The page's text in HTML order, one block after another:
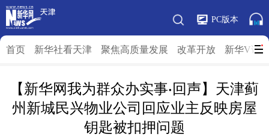
PC版本
首页 新华社看天津 聚焦高质量发展 改革开放 新华V访
【新华网我为群众办实事·回声】天津蓟
州新城民兴物业公司回应业主反映房屋
钥匙被扣押问题